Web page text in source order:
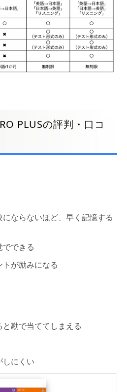
PLUSの評判・口コ
にならないほど、早く記憶する
でできる
トが励みになる
と勘で当ててしまえる
しにくい